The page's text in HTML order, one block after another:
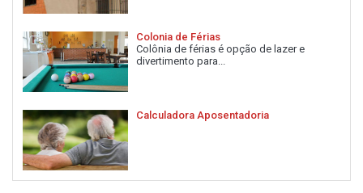
Colonia de Férias
Colônia de férias é opção de lazer e
divertimento para...
Calculadora Aposentadoria